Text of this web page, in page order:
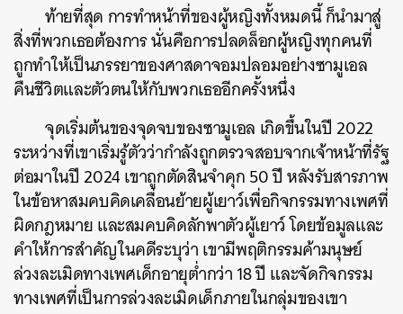
ท้ายที่สุด การทำหน้าที่ของผู้หญิงทั้งหมดนี้ ก็นำมาสู่
สิ่งที่พวกเธอต้องการ นั่นคือการปลดล็อกผู้หญิงทุกคนที่
ถูกทำให้เป็นภรรยาของศาสดาจอมปลอมอย่างซามูเอล
คืนชีวิตและตัวตนให้กับพวกเธออีกครั้งหนึ่ง
จุดเริ่มต้นของจุดจบของซามูเอล เกิดขึ้นในปี 2022
ระหว่างที่เขาเริ่มรู้ตัวว่ากำลังถูกตรวจสอบจากเจ้าหน้าที่รัฐ
ต่อมาในปี 2024 เขาถูกตัดสินจำคุก 50 ปี หลังรับสารภาพ
ในข้อหาสมคบคิดเคลื่อนย้ายผู้เยาว์เพื่อกิจกรรมทางเพศที่
ผิดกฎหมาย และสมคบคิดลักพาตัวผู้เยาว์ โดยข้อมูลและ
คำให้การสำคัญในคดีระบุว่า เขามีพฤติกรรมค้ามนุษย์
ล่วงละเมิดทางเพศเด็กอายุต่ำกว่า 18 ปี และจัดกิจกรรม
ทางเพศที่เป็นการล่วงละเมิดเด็กภายในกลุ่มของเขา